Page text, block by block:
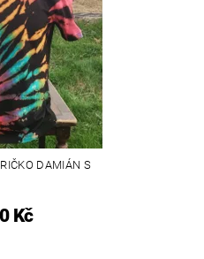
DAMIÁN S
Kč